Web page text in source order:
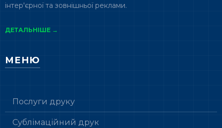
інтер'єрної та зовнішньої реклами.
ДЕТАЛЬНІШЕ →
МЕНЮ
Послуги друку
Сублімаційний друк